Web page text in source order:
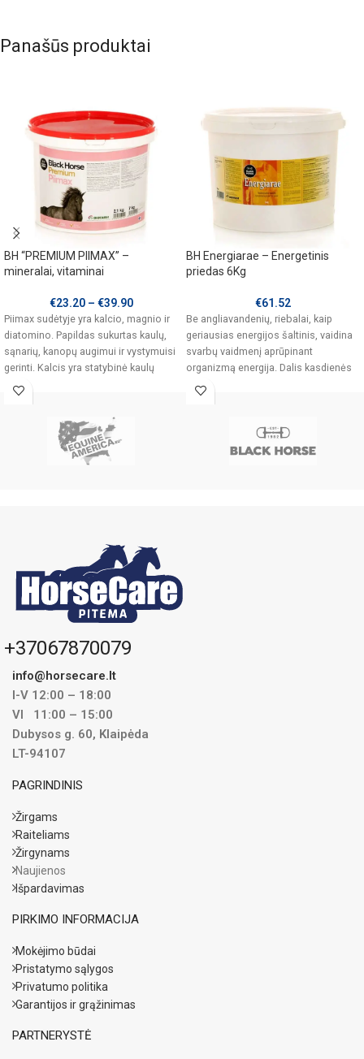
Panašūs produktai
BH “PREMIUM PIIMAX” –
mineralai, vitaminai
€23.20 – €39.90
Piimax sudėtyje yra kalcio, magnio ir
diatomino. Papildas sukurtas kaulų,
sąnarių, kanopų augimui ir vystymuisi
gerinti. Kalcis yra statybinė kaulų
BH Energiarae – Energetinis
priedas 6Kg
€61.52
Be angliavandenių, riebalai, kaip
geriausias energijos šaltinis, vaidina
svarbų vaidmenį aprūpinant
organizmą energija. Dalis kasdienės
energijos reikalingos žirgams gali būti
+37067870079
info@horsecare.lt
I-V 12:00 – 18:00
VI 11:00 – 15:00
Dubysos g. 60, Klaipėda
LT-94107
PAGRINDINIS
Žirgams
Raiteliams
Žirgynams
Naujienos
Išpardavimas
PIRKIMO INFORMACIJA
Mokėjimo būdai
Pristatymo sąlygos
Privatumo politika
Garantijos ir grąžinimas
PARTNERYSTĖ